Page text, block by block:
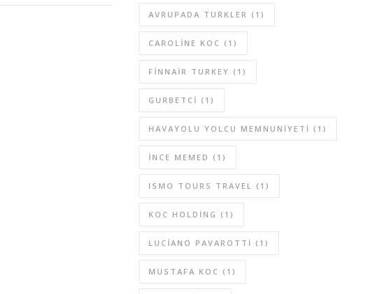
AVRUPADA TURKLER (1)
CAROLINE KOC (1)
FINNAIR TURKEY (1)
GURBETCI (1)
HAVAYOLU YOLCU MEMNUNIYETI (1)
INCE MEMED (1)
ISMO TOURS TRAVEL (1)
KOC HOLDING (1)
LUCIANO PAVAROTTI (1)
MUSTAFA KOC (1)